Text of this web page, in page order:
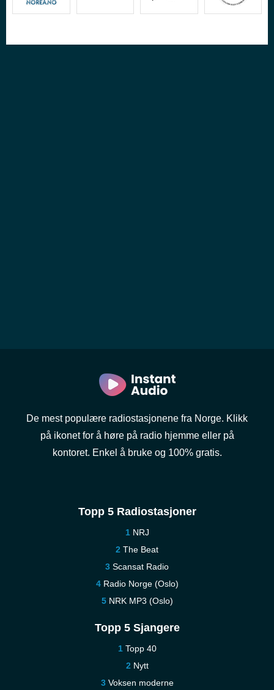
De mest populære radiostasjonene fra Norge. Klikk
på ikonet for å høre på radio hjemme eller på
kontoret. Enkel å bruke og 100% gratis.
Topp 5 Radiostasjoner
NRJ
The Beat
Scansat Radio
Radio Norge (Oslo)
NRK MP3 (Oslo)
Topp 5 Sjangere
Topp 40
Nytt
Voksen moderne